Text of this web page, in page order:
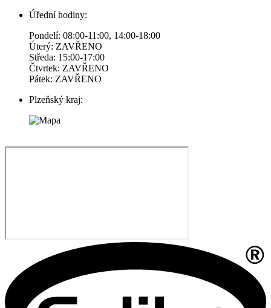
Úřední hodiny:
Pondelí: 08:00-11:00, 14:00-18:00
Úterý: ZAVŘENO
Středa: 15:00-17:00
Čtvrtek: ZAVŘENO
Pátek: ZAVŘENO
Plzeňský kraj: